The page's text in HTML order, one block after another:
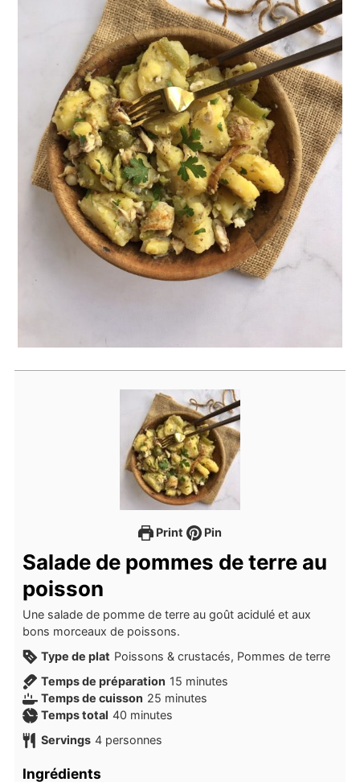
Print Pin
Salade de pommes de terre au
poisson
Une salade de pomme de terre au goût acidulé et aux
bons morceaux de poissons.
Type de plat Poissons & crustacés, Pommes de terre
Temps de préparation 15 minutes
minutes
Temps de cuisson 25 minutes
minutes
Temps total 40 minutes
minutes
Servings 4 personnes
Ingrédients